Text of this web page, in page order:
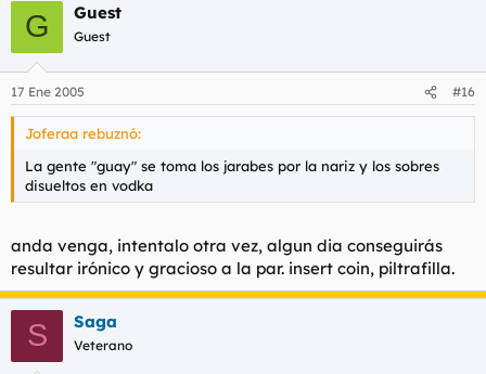
G Guest
Guest
17 Ene 2005 #16
Joferaa rebuznó:
La gente "guay" se toma los jarabes por la nariz y los sobres
disueltos en vodka
anda venga, intentalo otra vez, algun dia conseguirás
resultar irónico y gracioso a la par. insert coin, piltrafilla.
S Saga
Veterano